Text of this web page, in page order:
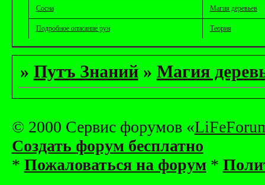
Сосна Магия деревьев
Подробное описание рун Теория
» Путъ Знаний » Магия
© 2000 Сервис форумов «
Создать форум бесплатно
* Пожаловаться на форум*